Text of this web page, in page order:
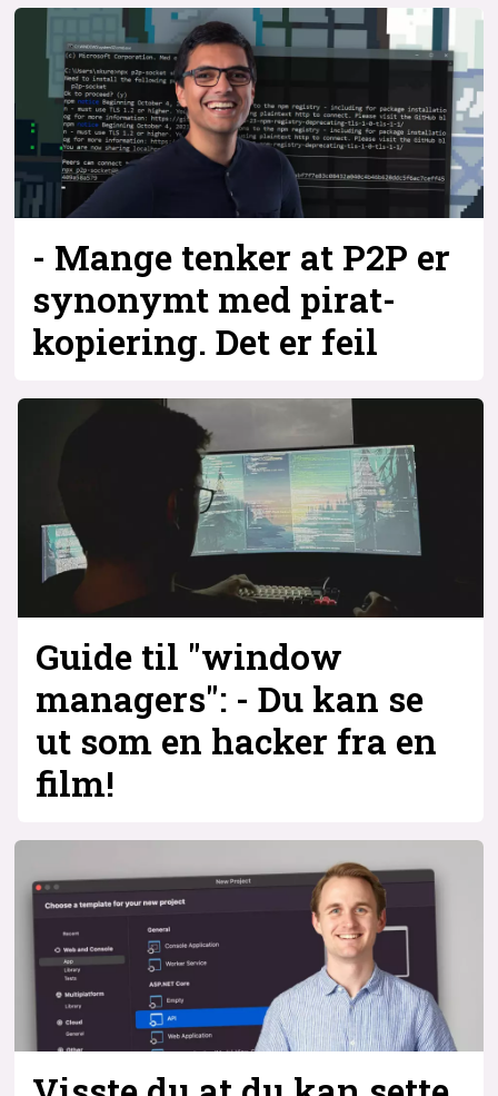
- Mange tenker at P2P er
synonymt med pirat­
kopiering. Det er feil
Guide til "window
managers": - Du kan se
ut som en hacker fra en
film!